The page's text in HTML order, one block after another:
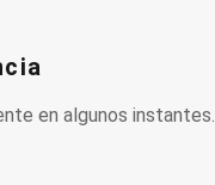
en algunos instantes.